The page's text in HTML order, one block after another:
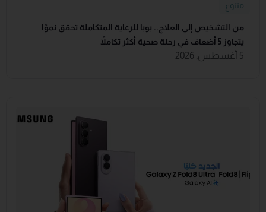
متنوع
من التشخيص إلى العلاج.. بوبا للرعاية المتكاملة تحقق نموًا
يتجاوز 5 أضعاف في رحلة صحية أكثر تكاملاً
5 أغسطس, 2026